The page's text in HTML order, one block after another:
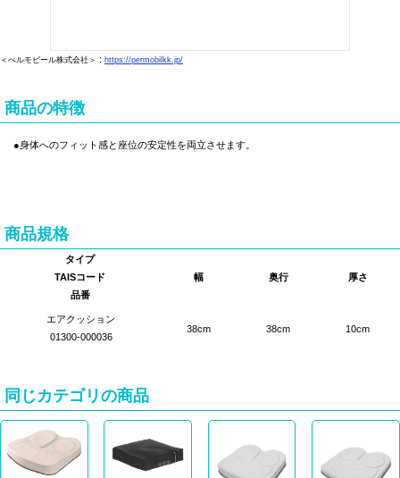
＜ぺルモビール株式会社＞ : https://permobilkk.jp/
商品の特徴
●身体へのフィット感と座位の安定性を両立させます。
商品規格
タイプ
幅
奥行 厚さ
TAISコード
品番
エアクッション
38cm
38cm 10cm
01300-000036
同じカテゴリの商品